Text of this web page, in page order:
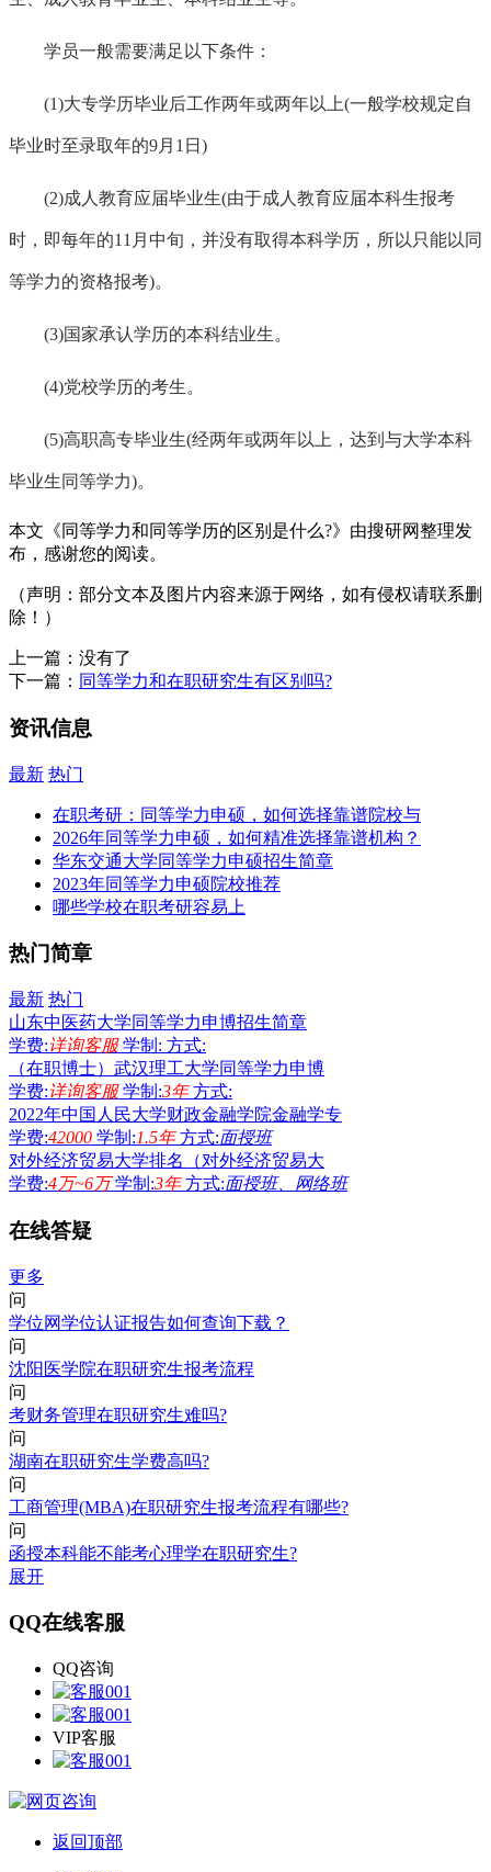
学员一般需要满足以下条件：
(1)大专学历毕业后工作两年或两年以上(一般学校规定自
毕业时至录取年的9月1日)
(2)成人教育应届毕业生(由于成人教育应届本科生报考
时，即每年的11月中旬，并没有取得本科学历，所以只能以同
等学力的资格报考)。
(3)国家承认学历的本科结业生。
(4)党校学历的考生。
(5)高职高专毕业生(经两年或两年以上，达到与大学本科
毕业生同等学力)。
本文《同等学力和同等学历的区别是什么?》由搜研网整理发
布，感谢您的阅读。
（声明：部分文本及图片内容来源于网络，如有侵权请联系删
除！）
上一篇：没有了
下一篇： 同等学力和在职研究生有区别吗?
资讯信息
最新 热门
在职考研：同等学力申硕，如何选择靠谱院校与
2026年同等学力申硕，如何精准选择靠谱机构？
华东交通大学同等学力申硕招生简章
2023年同等学力申硕院校推荐
哪些学校在职考研容易上
热门简章
最新 热门
山东中医药大学同等学力申博招生简章
学费:详询客服 学制: 方式:
（在职博士）武汉理工大学同等学力申博
学费:详询客服 学制:3年 方式:
2022年中国人民大学财政金融学院金融学专
学费:42000 学制:1.5年 方式:面授班
对外经济贸易大学排名（对外经济贸易大
学费:4万~6万 学制:3年 方式:面授班、网络班
在线答疑
更多
问
学位网学位认证报告如何查询下载？
问
沈阳医学院在职研究生报考流程
问
考财务管理在职研究生难吗?
问
湖南在职研究生学费高吗?
问
工商管理(MBA)在职研究生报考流程有哪些?
问
函授本科能不能考心理学在职研究生?
展开
QQ在线客服
QQ咨询
VIP客服
返回顶部